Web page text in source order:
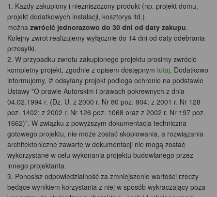
Każdy zakupiony i niezniszczony produkt (np. projekt domu,
projekt dodatkowych instalacji, kosztorys itd.)
można zwrócić jednorazowo do 30 dni od daty zakupu.
Kolejny zwrot realizujemy wyłącznie do 14 dni od daty odebrania
przesyłki.
W przypadku zwrotu zakupionego projektu prosimy zwrócić
kompletny projekt, zgodnie z opisem dostępnym tutaj. Dodatkowo
informujemy, iż odsyłany projekt podlega ochronie na podstawie
Ustawy "O prawie Autorskim i prawach pokrewnych z dnia
04.02.1994 r. (Dz. U. z 2000 r. Nr 80 poz. 904; z 2001 r. Nr 128
poz. 1402; z 2002 r. Nr 126 poz. 1068 oraz z 2002 r. Nr 197 poz.
1662)". W związku z powyższym dokumentacja techniczna
gotowego projektu, nie może zostać skopiowania, a rozwiązania
architektoniczne zawarte w dokumentacji nie mogą zostać
wykorzystane w celu wykonania projektu budowlanego przez
innego projektanta.
Ponosisz odpowiedzialność za zmniejszenie wartości rzeczy
będące wynikiem korzystania z niej w sposób wykraczający poza